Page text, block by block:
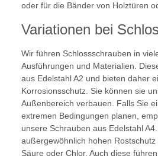
oder für die Bänder von Holztüren
Variationen bei
Wir führen Schlossschrauben in
Ausführungen und Materialien.
aus Edelstahl A2 und bieten daher
Korrosionsschutz. Sie können sie
Außenbereich verbauen. Falls Sie
extremen Bedingungen planen,
unsere Schrauben aus Edelstahl
außergewöhnlich hohen
Säure oder Chlor. Auch diese